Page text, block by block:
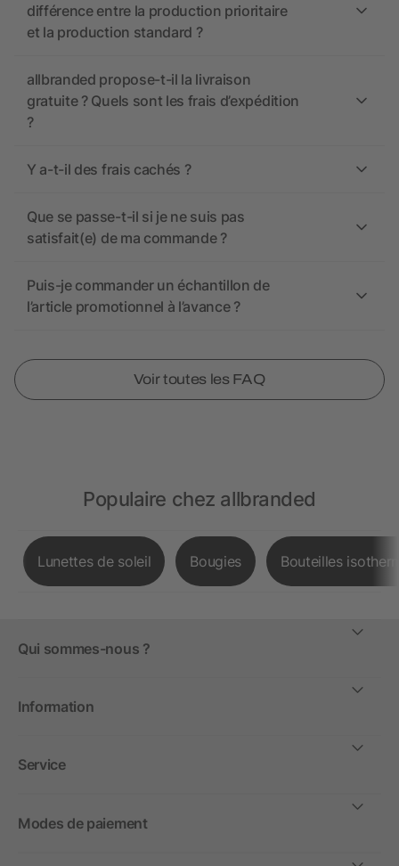
différence entre la production prioritaire
et la production standard ?
allbranded propose-t-il la livraison
gratuite ? Quels sont les frais d’expédition
?
Y a-t-il des frais cachés ?
Que se passe-t-il si je ne suis pas
satisfait(e) de ma commande ?
Puis-je commander un échantillon de
l’article promotionnel à l’avance ?
Voir toutes les FAQ
Populaire chez allbranded
Lunettes de soleil Bougies Bouteilles
Qui sommes-nous ?
Information
Service
Modes de paiement